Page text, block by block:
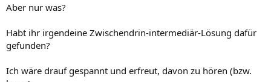
Aber nur was?
Habt ihr irgendeine Zwischendrin-intermediär-Lösung dafür
gefunden?
Ich wäre drauf gespannt und erfreut, davon zu hören (bzw.